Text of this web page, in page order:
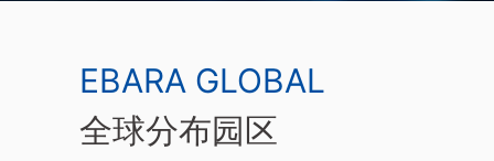
EBARA GLOBAL
全球分布园区